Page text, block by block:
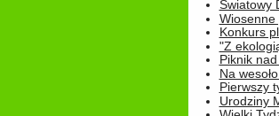
Światowy
Wiosenne
Konkurs
"Z
Piknik
Na
Pierwszy
Urodziny